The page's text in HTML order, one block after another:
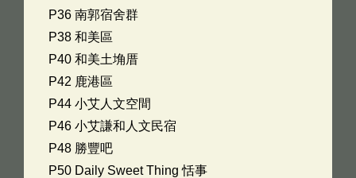
P36 南郭宿舍群
P38 和美區
P40 和美土埆厝
P42 鹿港區
P44 小艾人文空間
P46 小艾謙和人文民宿
P48 勝豐吧
P50 Daily Sweet Thing 恬事